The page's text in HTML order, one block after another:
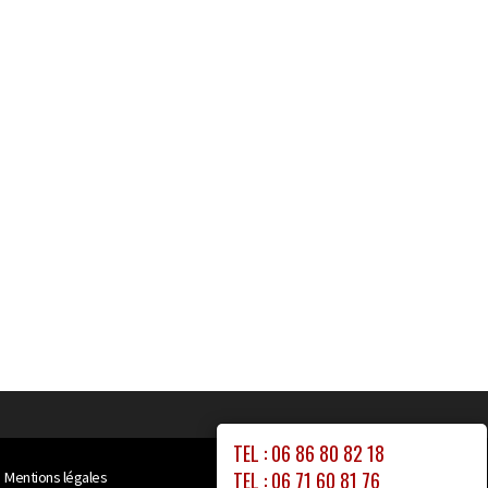
TEL : 06 86 80 82 18
TEL : 06 71 60 81 76
Mentions légales